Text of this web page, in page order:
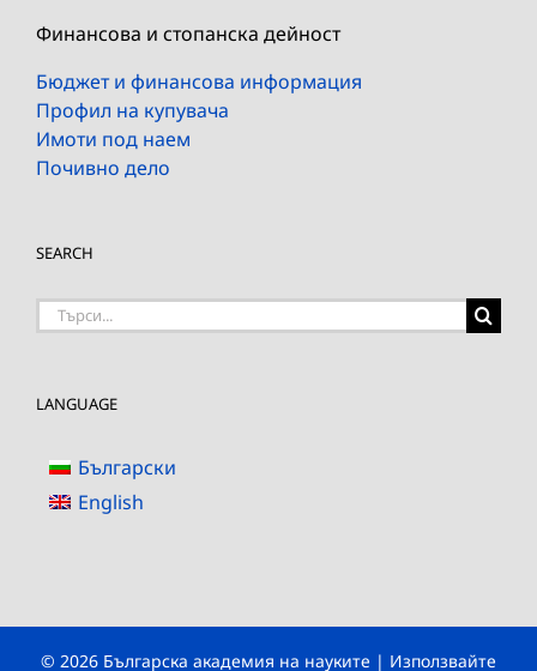
Финансова и стопанска дейност
Бюджет и финансова информация
Профил на купувача
Имоти под наем
Почивно дело
SEARCH
Търсене
LANGUAGE
Български
English
© 2026 Българска академия на науките | Използвайте